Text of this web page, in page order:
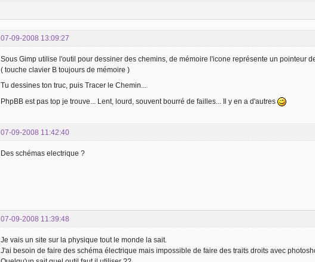
07-09-2008 13:09:27
Sous Gimp utilise l'outil pour dessiner des chemins, de mémoire l'icone représente un pointeur
( touche clavier B toujours de mémoire )
Tu dessines ton truc, puis Tracer le Chemin...
PhpBB est pas top je trouve... Lent, lourd, souvent bourré de failles... Il y en a d'autres
07-09-2008 11:42:40
Des schémas electrique ?
07-09-2008 11:39:48
Je vais un site sur la physique tout le monde la sait.
J'ai besoin de faire des schéma électrique mais impossible de faire des traits droits avec